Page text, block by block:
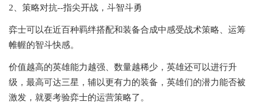
2、策略对抗--指尖开战，斗智斗勇
弈士可以在近百种羁绊搭配和装备合成中感受战术策略、运筹
帷幄的智斗快感。
价值越高的英雄能力越强、数量越稀少，英雄还可以进行升
级，最高可达三星，辅以更有力的装备，英雄们的潜力能否被
激发，就要考验弈士的运营策略了。